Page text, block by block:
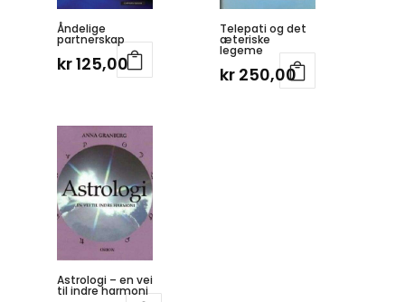
Åndelige
partnerskap
kr125,00
Telepati og det
æteriske
legeme
kr 250,00
Astrologi – en vei
til indre harmoni